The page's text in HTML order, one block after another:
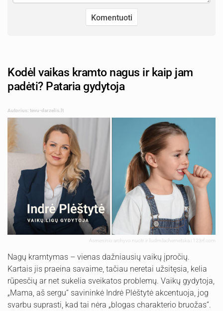
Kodėl vaikas kramto nagus ir kaip jam
padėti? Pataria gydytoja
Autorius: tevu-darzelis.lt
Asmeninio archyvo nuotr. ir liudmilachernetska | 123rf.com
Nagų kramtymas – vienas dažniausių vaikų įpročių.
Kartais jis praeina savaime, tačiau neretai užsitęsia, kelia
rūpesčių ar net sukelia sveikatos problemų. Vaikų gydytoja,
„Mama, aš sergu“ savininkė Indrė Plėštytė akcentuoja, jog
svarbu suprasti, kad tai nėra „blogas charakterio bruožas“.